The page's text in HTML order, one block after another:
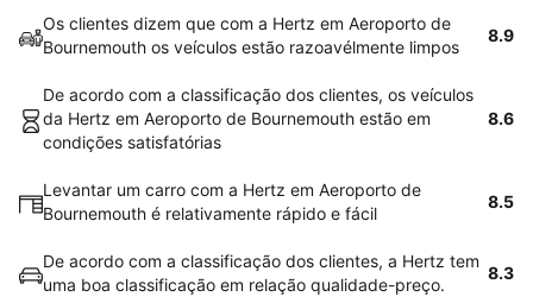
Os clientes dizem que com a Hertz em Aeroporto de
Bournemouth os veículos estão razoavélmente limpos
8.9
De acordo com a classificação dos clientes, os veículos
da Hertz em Aeroporto de Bournemouth estão em
condições satisfatórias
8.6
Levantar um carro com a Hertz em Aeroporto de
Bournemouth é relativamente rápido e fácil
8.5
De acordo com a classificação dos clientes, a Hertz tem
uma boa classificação em relação qualidade-preço.
8.3